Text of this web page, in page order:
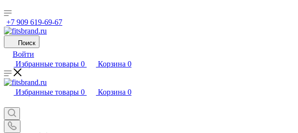
+7 909 619-69-67
Поиск
Войти
Избранные товары 0 Корзина 0
Избранные товары 0 Корзина 0